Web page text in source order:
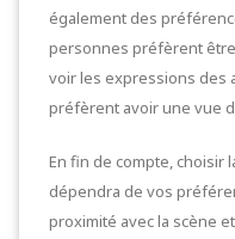
également des
personnes préfèrent
voir les expressions des
préfèrent avoir une vue
En fin de compte, choisir
dépendra de vos
proximité avec la scène